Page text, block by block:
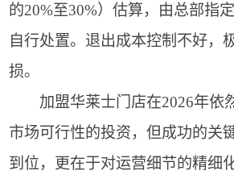
的20%至30%）估算，由总部指
自行处置。退出成本控制不好，
损。
加盟华莱士门店在2026年依
市场可行性的投资，但成功的关
到位，更在于对运营细节的精细